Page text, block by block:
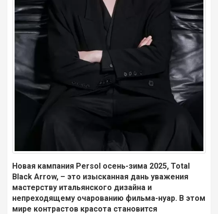
Новая кампания Persol осень-зима 2025, Total
Black Arrow, – это изысканная дань уважения
мастерству итальянского дизайна и
непреходящему очарованию фильма-нуар. В этом
мире контрастов красота становится